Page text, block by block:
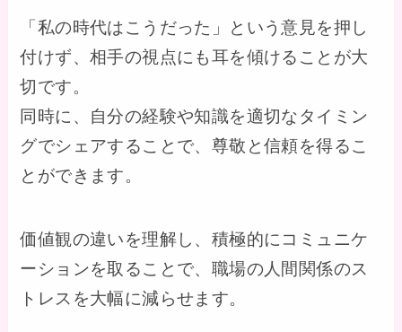
「私の時代はこうだった」という意見を押し
付けず、相手の視点にも耳を傾けることが大
切です。
同時に、自分の経験や知識を適切なタイミン
グでシェアすることで、尊敬と信頼を得るこ
とができます。
価値観の違いを理解し、積極的にコミュニケ
ーションを取ることで、職場の人間関係のス
トレスを大幅に減らせます。